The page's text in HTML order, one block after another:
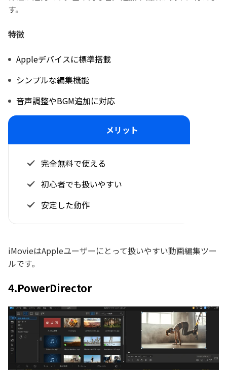
す。
特徴
Appleデバイスに標準搭載
シンプルな編集機能
音声調整やBGM追加に対応
メリット
完全無料で使える
初心者でも扱いやすい
安定した動作
iMovieはAppleユーザーにとって扱いやすい動画編集ツー
ルです。
4.PowerDirector